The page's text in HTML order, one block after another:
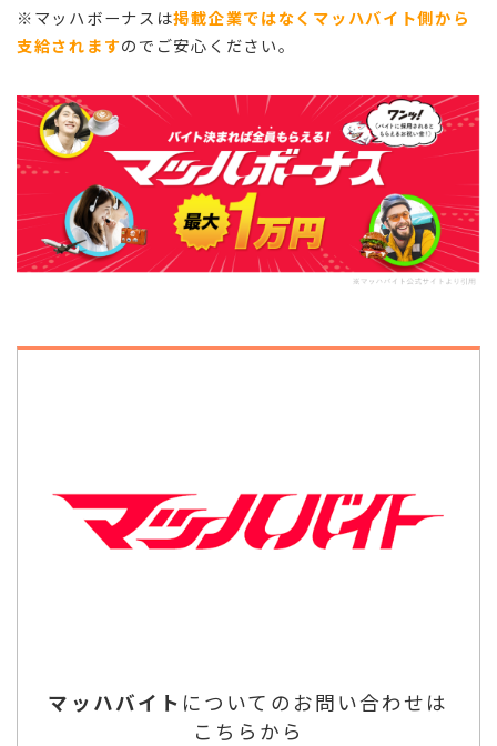
※マッハボーナスは掲載企業ではなくマッハバイト側から
支給されますのでご安心ください。
マッハバイト についてのお問い合わせは
こちらから